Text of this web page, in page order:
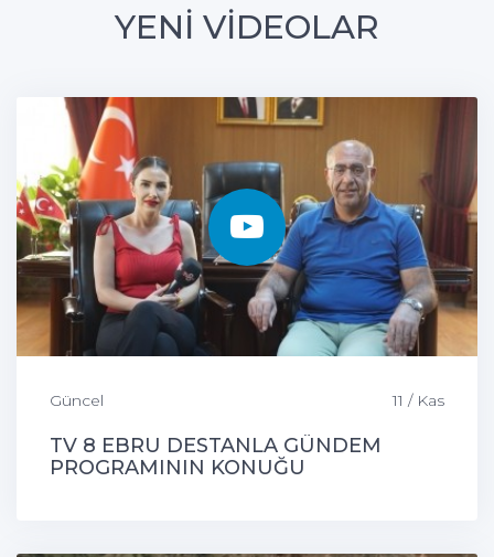
YENİ VİDEOLAR
Güncel 11 / Kas
TV 8 EBRU DESTANLA GÜNDEM
PROGRAMININ KONUĞU